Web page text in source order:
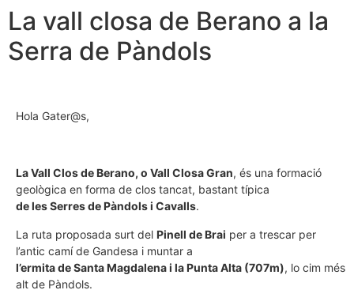
La vall closa de Berano a la
Serra de Pàndols
Hola Gater@s,
La Vall Clos de Berano, o Vall Closa Gran, és una formació
geològica en forma de clos tancat, bastant típica
de les Serres de Pàndols i Cavalls.
La ruta proposada surt del Pinell de Brai per a trescar per
l’antic camí de Gandesa i muntar a
l’ermita de Santa Magdalena i la Punta Alta (707m), lo cim més
alt de Pàndols.